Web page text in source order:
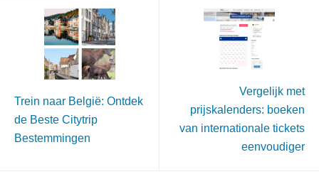
Trein naar België: Ontdek
de Beste Citytrip
Bestemmingen
Vergelijk met
prijskalenders: boeken
van internationale tickets
eenvoudiger